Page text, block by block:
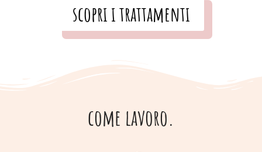
scopri i trattamenti
come lavoro.